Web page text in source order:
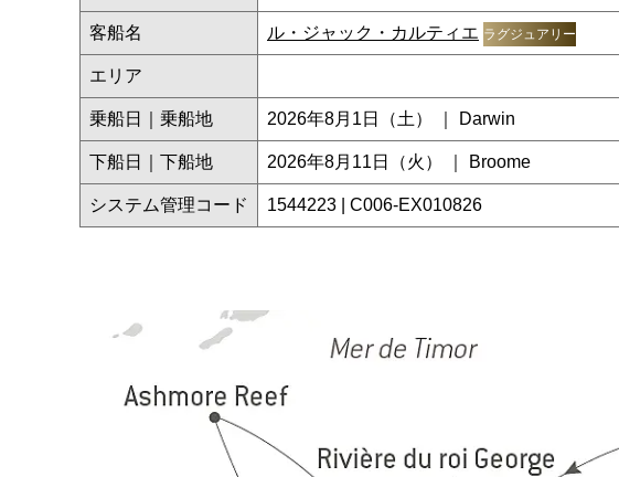
客船名 ル・ジャック・カルティエ ラグジュアリー
エリア
乗船日｜乗船地 2026年8月1日（土） ｜ Darwin
下船日｜下船地 2026年8月11日（火） ｜ Broome
システム管理コード 1544223 | C006-EX010826